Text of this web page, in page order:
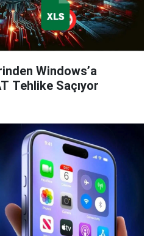
Windows’a
Tehlike Saçıyor